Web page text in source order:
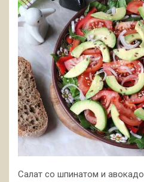
Салат со шпинатом и авокадо